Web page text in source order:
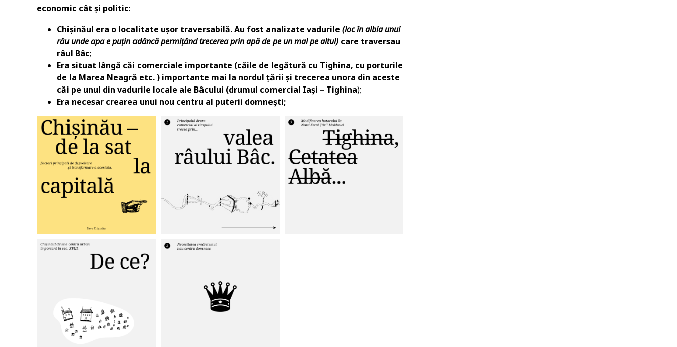
economic cât și politic:
Chișinăul era o localitate ușor traversabilă. Au fost analizate vadurile (loc în albia unui
râu unde apa e puțin adâncă permițând trecerea prin apă de pe un mal pe altul) care traversau
râul Bâc;
Era situat lângă căi comerciale importante (căile de legătură cu Tighina, cu porturile
de la Marea Neagră etc. ) importante mai la nordul țării și trecerea unora din aceste
căi pe unul din vadurile locale ale Bâcului (drumul comercial Iași – Tighina);
Era necesar crearea unui nou centru al puterii domnești;